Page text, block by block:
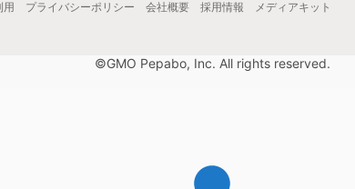
用 プライバシーポリシー 会社概要 採用情報 メディアキット
©GMO Pepabo, Inc. All rights reserved.